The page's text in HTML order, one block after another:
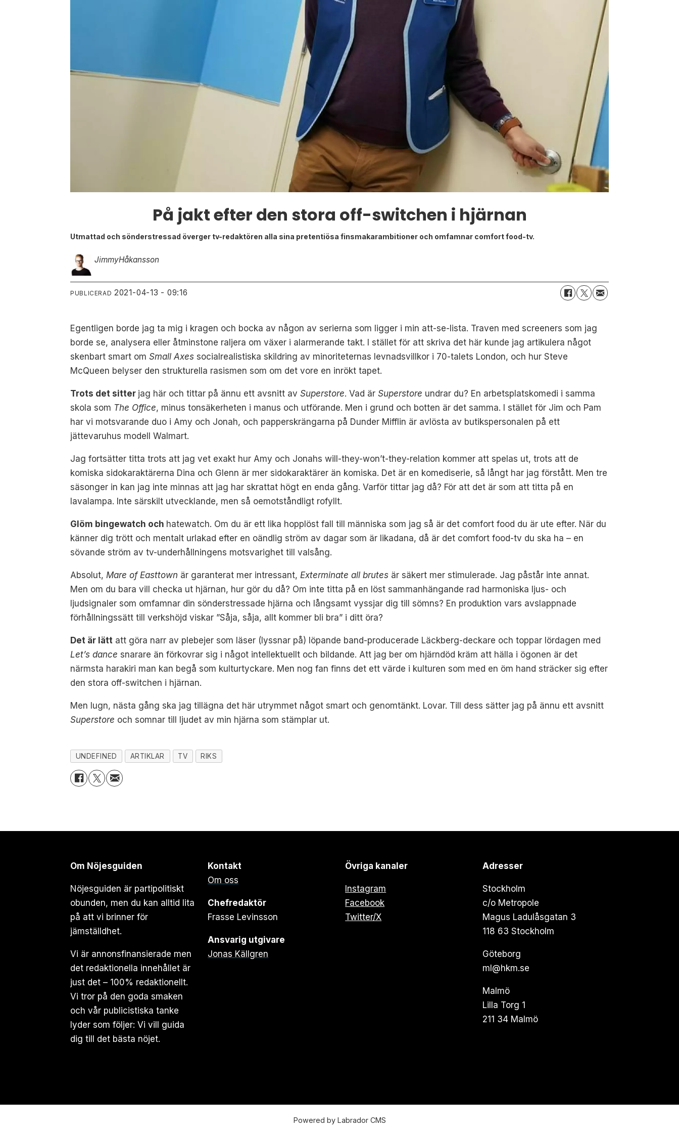
På jakt efter den stora off-switchen i hjärnan
Utmattad och sönderstressad överger tv-redaktören alla sina pretentiösa finsmakarambitioner och omfamnar comfort food-tv.
JimmyHåkansson
PUBLICERAD 2021-04-13 - 09:16
Egentligen borde jag ta mig i kragen och bocka av någon av serierna som ligger i min att-se-lista. Traven med screeners som jag
borde se, analysera eller åtminstone raljera om växer i alarmerande takt. I stället för att skriva det här kunde jag artikulera något
skenbart smart omSmall Axes socialrealistiska skildring av minoriteternas levnadsvillkor i 70-talets London, och hur Steve
McQueen belyser den strukturella rasismen som om det vore en inrökt tapet.
Trots det sitter jag här och tittar på ännu ett avsnitt avSuperstore. Vad är Superstore undrar du? En arbetsplatskomedi i samma
skola som The Office, minus tonsäkerheten i manus och utförande. Men i grund och botten är det samma. I stället för Jim och Pam
har vi motsvarande duo i Amy och Jonah, och papperskrängarna på Dunder Mifflin är avlösta av butikspersonalen på ett
jättevaruhus modell Walmart.
Jag fortsätter titta trots att jag vet exakt hur Amy och Jonahs will-they-won’t-they-relation kommer att spelas ut, trots att de
komiska sidokaraktärerna Dina och Glenn är mer sidokaraktärer än komiska. Det är en komediserie, så långt har jag förstått. Men tre
säsonger in kan jag inte minnas att jag har skrattat högt en enda gång. Varför tittar jag då? För att det är som att titta på en
lavalampa. Inte särskilt utvecklande, men så oemotståndligt rofyllt.
Glöm bingewatch och hatewatch. Om du är ett lika hopplöst fall till människa som jag så är det comfort food du är ute efter. När du
känner dig trött och mentalt urlakad efter en oändlig ström av dagar som är likadana, då är det comfort food-tv du ska ha – en
sövande ström av tv-underhållningens motsvarighet till valsång.
Absolut,Mare of Easttown är garanterat mer intressant,Exterminate all brutes är säkert mer stimulerade. Jag påstår inte annat.
Men om du bara vill checka ut hjärnan, hur gör du då? Om inte titta på en löst sammanhängande rad harmoniska ljus- och
ljudsignaler som omfamnar din sönderstressade hjärna och långsamt vyssjar dig till sömns? En produktion vars avslappnade
förhållningssätt till verkshöjd viskar ”Såja, såja, allt kommer bli bra” i ditt öra?
Det är lätt att göra narr av plebejer som läser (lyssnar på) löpande band-producerade Läckberg-deckare och toppar lördagen med
Let’s dance snarare än förkovrar sig i något intellektuellt och bildande. Att jag ber om hjärndöd kräm att hälla i ögonen är det
närmsta harakiri man kan begå som kulturtyckare. Men nog fan finns det ett värde i kulturen som med en öm hand sträcker sig efter
den stora off-switchen i hjärnan.
Men lugn, nästa gång ska jag tillägna det här utrymmet något smart och genomtänkt. Lovar. Till dess sätter jag på ännu ett avsnitt
Superstore och somnar till ljudet av min hjärna som stämplar ut.
UNDEFINED ARTIKLAR TV RIKS
Om Nöjesguiden
Nöjesguiden är partipolitiskt
obunden, men du kan alltid lita
på att vi brinner för
jämställdhet.
Vi är annonsfinansierade men
det redaktionella innehållet är
just det – 100% redaktionellt.
Vi tror på den goda smaken
och vår publicistiska tanke
lyder som följer: Vi vill guida
dig till det bästa nöjet.
Kontakt
Om oss
Chefredaktör
Frasse Levinsson
Ansvarig utgivare
Jonas Källgren
Övriga kanaler
Instagram
Facebook
Twitter/X
Adresser
Stockholm
c/o Metropole
Magus Ladulåsgatan 3
118 63 Stockholm
Göteborg
ml@hkm.se
Malmö
Lilla Torg 1
211 34 Malmö
Powered by Labrador CMS